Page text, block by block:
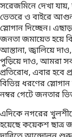
সরেজমিনে দেখা
ভেতরে ও বাইরে আগুন
স্লোগান দিচ্ছেন।
জনতা জমায়েত হয়ে
আস্তানা, জ্বালিয়ে
পুড়িয়ে দাও, আমরা
প্রতিরোধ, এবার হবে
বিভিন্ন ধরণের
নম্বর গেটে জনতার
এদিকে নগরের
হয়েছে কয়েকশ ছাত্র